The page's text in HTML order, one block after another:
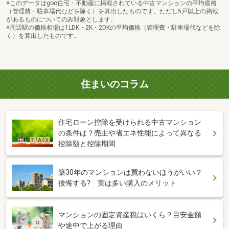
※このデータはgoo住宅・不動産に掲載されている中古マンションの平均価格
（管理費・駐車場代などを除く）を算出したものです。ただし5戸以上の掲載
があるものについてのみ対象とします。
※周辺駅の価格相場は1LDK・2K・2DKの平均価格（管理費・駐車場代などを除
く）を算出したものです。
住まいのコラム
住宅ローン控除を受けられる中古マンション
の条件は？売主や省エネ性能によって異なる
控除額と控除期間
築30年のマンションは買わないほうがいい？
後悔する? 実は多い購入のメリット
マンションの固定資産税はいくら？目安金額
や途中で上がる理由